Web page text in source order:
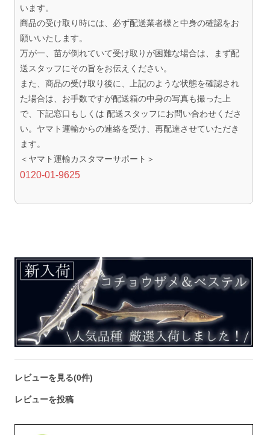
います。
商品の受け取り時には、必ず配送業者様と中身の確認をお
願いいたします。
万が一、苗が倒れていて受け取りが困難な場合は、まず配
送スタッフにその旨をお伝えください。
また、商品の受け取り後に、上記のような状態を確認され
た場合は、お手数ですが配送箱の中身の写真も撮った上
で、下記窓口もしくは 配送スタッフにお問い合わせくださ
い。ヤマト運輸からの連絡を受け、再配達させていただき
ます。
＜ヤマト運輸カスタマーサポート＞
0120-01-9625
レビューを見る(0件)
レビューを投稿